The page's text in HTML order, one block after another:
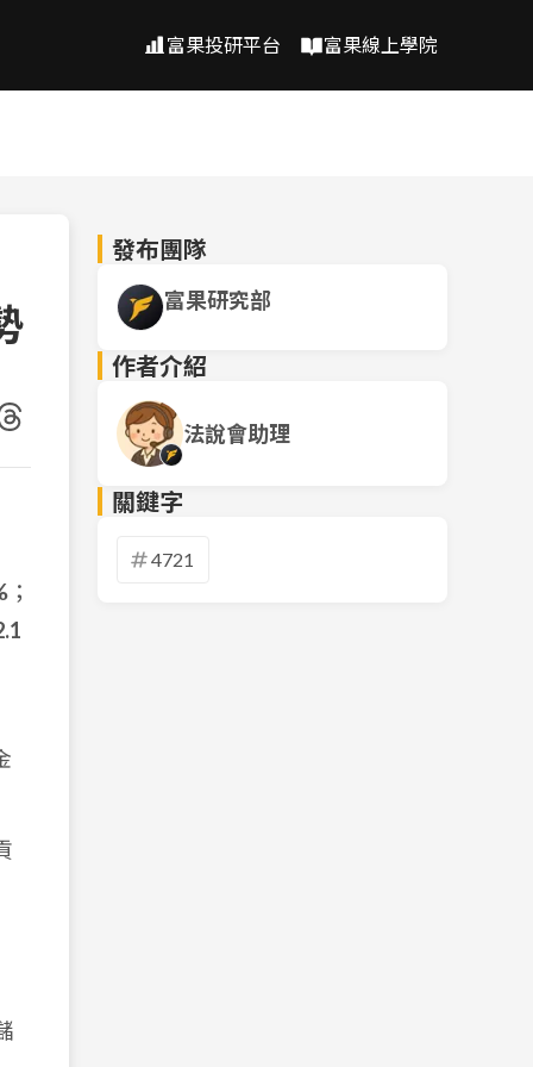
富果投研平台 富果線上學院
；
發布團隊
富果研究部
作者介紹
法說會助理
關鍵字
4721